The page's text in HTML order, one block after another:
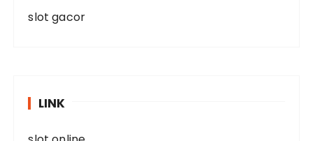
slot gacor
LINK